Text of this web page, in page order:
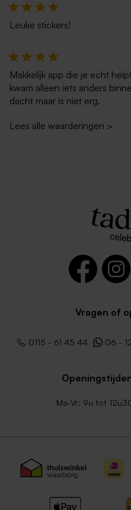
Leuke stickers!
Makkelijk app die je echt
kwam alleen iets anders
dacht maar is niet erg.
Lees alle waarderingen >
Vragen of
0115 - 61 45 44 06 -
Ma-Vr: 9u tot